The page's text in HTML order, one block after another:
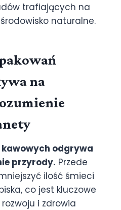
trafiających na
naturalne.
na
odgrywa
przyrody. Przede
ilość śmieci
co jest kluczowe
i zdrowia